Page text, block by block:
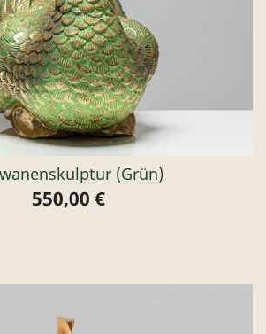
(grün)
Preis
550,00 €